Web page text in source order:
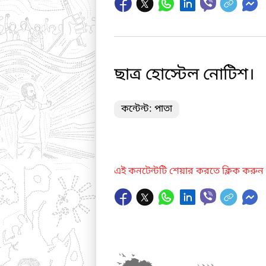
ছাত্র হোস্টেল নোটিশ।
কন্টেন্ট: পাতা
এই কনটেন্টটি শেয়ার করতে ক্লিক করুন